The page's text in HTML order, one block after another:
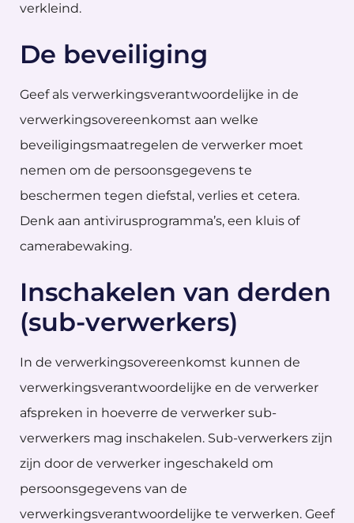
verkleind.
De beveiliging
Geef als verwerkingsverantwoordelijke in de
verwerkingsovereenkomst aan welke
beveiligingsmaatregelen de verwerker moet
nemen om de persoonsgegevens te
beschermen tegen diefstal, verlies et cetera.
Denk aan antivirusprogramma’s, een kluis of
camerabewaking.
Inschakelen van derden
(sub-verwerkers)
In de verwerkingsovereenkomst kunnen de
verwerkingsverantwoordelijke en de verwerker
afspreken in hoeverre de verwerker sub-
verwerkers mag inschakelen. Sub-verwerkers zijn
zijn door de verwerker ingeschakeld om
persoonsgegevens van de
verwerkingsverantwoordelijke te verwerken. Geef